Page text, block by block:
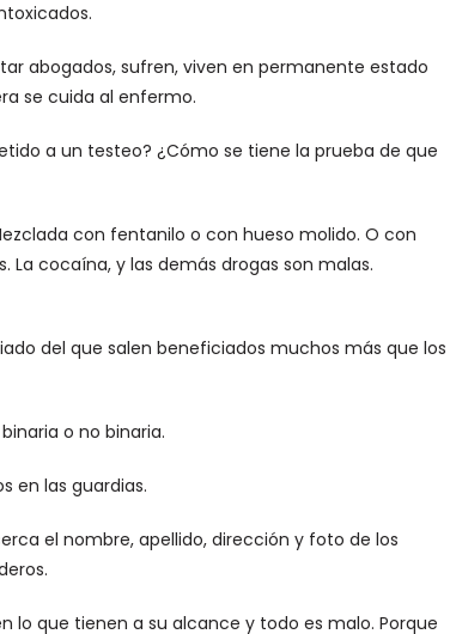
abogados, sufren, viven en permanente estado
se cuida al enfermo.
a un testeo? ¿Cómo se tiene la prueba de que
con fentanilo o con hueso molido. O con
La cocaína, y las demás drogas son malas.
del que salen beneficiados muchos más que los
o no binaria.
en las guardias.
el nombre, apellido, dirección y foto de los
lo que tienen a su alcance y todo es malo. Porque